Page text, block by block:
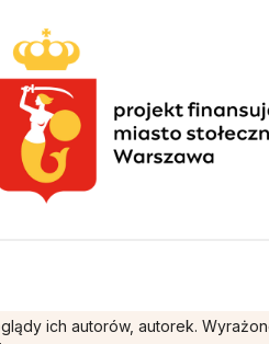
ich autorów, autorek.